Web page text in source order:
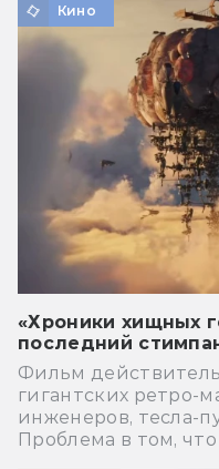
Кино
«Хроники хищных
последний
Фильм
гигантских ретро-
инженеров, тесла-
Проблема в том,